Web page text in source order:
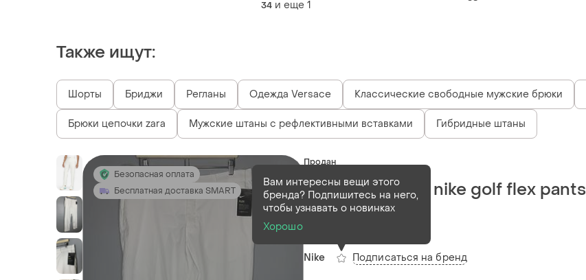
34 и еще 1
Также ищут:
Шорты Бриджи Регланы Одежда Versace Классические свободные мужские брюки
Брюки цепочки zara Мужские штаны с рефлективными вставками Гибридные штаны
Безопасная оплата
Бесплатная доставка SMART
Продан
Чоловічі штани nike golf flex pants
(розмір 36x34)
Nike
Вам интересны вещи этого
бренда? Подпишитесь на него,
чтобы узнавать о новинках
Хорошо
Подписаться на бренд